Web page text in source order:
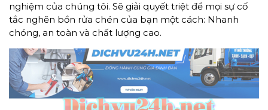
nghiệm của chúng tôi. Sẽ giải quyết triệt để mọi sự cố
tắc nghẽn bồn rửa chén của bạn một cách: Nhanh
chóng, an toàn và chất lượng cao.